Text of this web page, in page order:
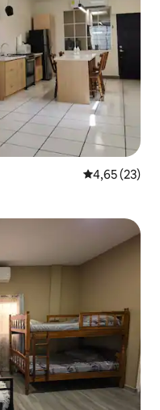
4,65 de uma
4,65 (23)